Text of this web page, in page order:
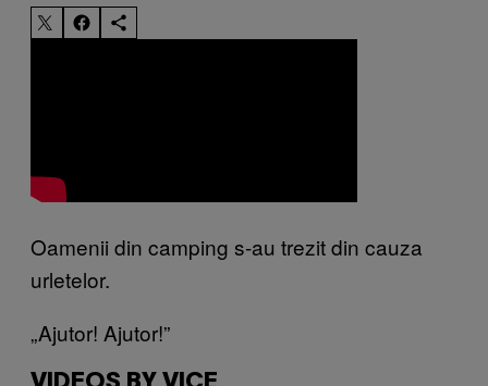
​Oamenii din camping s-au trezit din cauza
urletelor.
„Ajutor! Ajutor!”